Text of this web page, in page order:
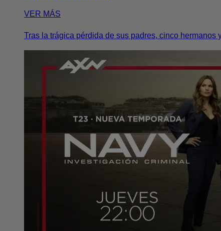
VER MÁS
Tras la trágica pérdida de sus padres, cinco